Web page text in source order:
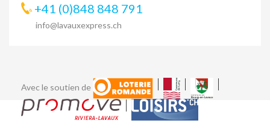
+41 (0)848 848 791
info@lavauxexpress.ch
Avec le soutien de